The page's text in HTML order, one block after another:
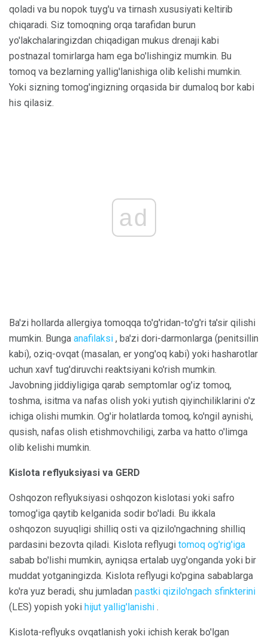
qoladi va bu nopok tuyg'u va tirnash xususiyati keltirib
chiqaradi. Siz tomoqning orqa tarafidan burun
yo'lakchalaringizdan chiqadigan mukus drenaji kabi
postnazal tomirlarga ham ega bo'lishingiz mumkin. Bu
tomoq va bezlarning yallig'lanishiga olib kelishi mumkin.
Yoki sizning tomog'ingizning orqasida bir dumaloq bor kabi
his qilasiz.
ad
Ba'zi hollarda allergiya tomoqqa to'g'ridan-to'g'ri ta'sir qilishi
mumkin. Bunga anafilaksi , ba'zi dori-darmonlarga (penitsillin
kabi), oziq-ovqat (masalan, er yong'oq kabi) yoki hasharotlar
uchun xavf tug'diruvchi reaktsiyani ko'rish mumkin.
Javobning jiddiyligiga qarab semptomlar og'iz tomoq,
toshma, isitma va nafas olish yoki yutish qiyinchiliklarini o'z
ichiga olishi mumkin. Og'ir holatlarda tomoq, ko'ngil aynishi,
qusish, nafas olish etishmovchiligi, zarba va hatto o'limga
olib kelishi mumkin.
Kislota reflyuksiyasi va GERD
Oshqozon reflyuksiyasi oshqozon kislotasi yoki safro
tomog'iga qaytib kelganida sodir bo'ladi. Bu ikkala
oshqozon suyuqligi shilliq osti va qizilo'ngachning shilliq
pardasini bezovta qiladi. Kislota reflyugi tomoq og'rig'iga
sabab bo'lishi mumkin, ayniqsa ertalab uyg'onganda yoki bir
muddat yotganingizda. Kislota reflyugi ko'pgina sabablarga
ko'ra yuz beradi, shu jumladan pastki qizilo'ngach sfinkterini
(LES) yopish yoki hijut yallig'lanishi .
Kislota-reflyuks ovqatlanish yoki ichish kerak bo'lgan